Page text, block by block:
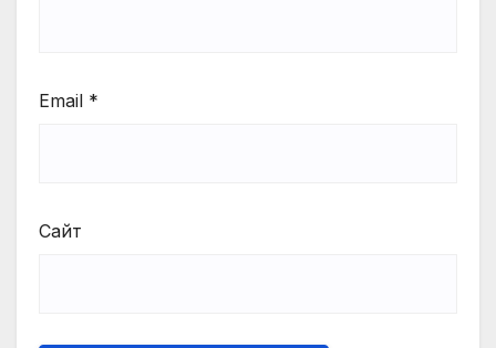
Email *
Сайт